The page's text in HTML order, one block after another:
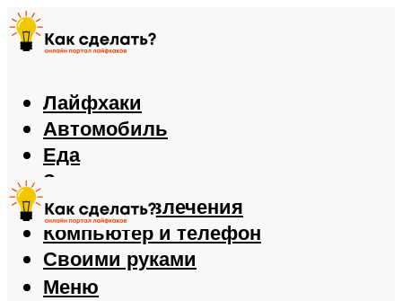
Лайфхаки
Автомобиль
Еда
Здоровье
Игры и развлечения
Компьютер и телефон
Своими руками
Меню